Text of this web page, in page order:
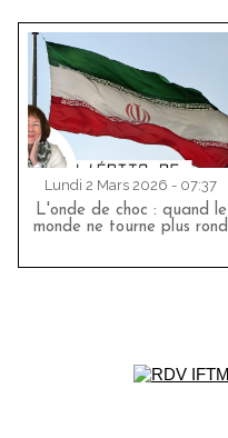
Lundi 2 Mars 2026 - 07:37
L'onde de choc : quand le
monde ne tourne plus rond